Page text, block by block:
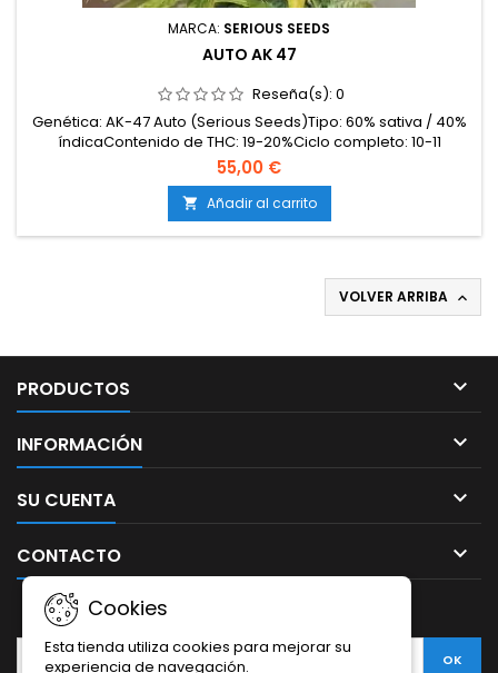
MARCA: SERIOUS SEEDS
AUTO AK 47
Reseña(s): 0
Genética: AK-47 Auto (Serious Seeds)Tipo: 60% sativa / 40%
índicaContenido de THC: 19-20%Ciclo completo: 10-11
semanas desde la germinaciónProducción en interior: 400-
500 g/m²Producción en exterior: hasta 120 g/plantaAltura: 70-
100 cm en interior; hasta 150 cm en exteriorAromas y
sabores: Terrosos y especiados con matices dulces y...
55,00 €
 Añadir al carrito
VOLVER ARRIBA 
PRODUCTOS 
INFORMACIÓN 
SU CUENTA 
CONTACTO 
Cookies
Esta tienda utiliza cookies para mejorar su
experiencia de navegación.